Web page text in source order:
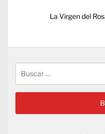
Entrada
La Virgen del